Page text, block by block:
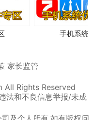
手机系统
家长监管
Rights Reserved
违法和不良信息举报/未成
及个人所有,如有版权问